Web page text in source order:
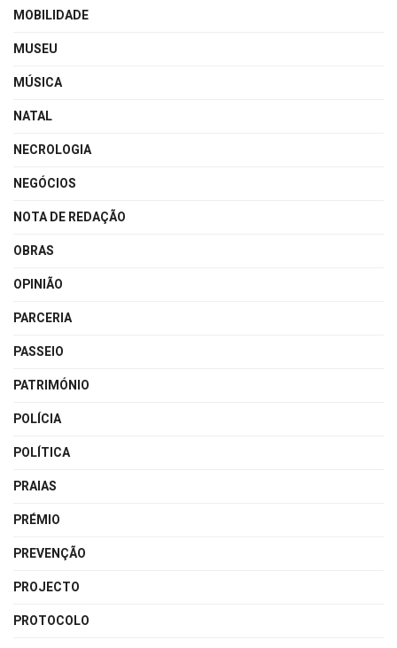
MOBILIDADE
MUSEU
MÚSICA
NATAL
NECROLOGIA
NEGÓCIOS
NOTA DE REDAÇÃO
OBRAS
OPINIÃO
PARCERIA
PASSEIO
PATRIMÓNIO
POLÍCIA
POLÍTICA
PRAIAS
PRÉMIO
PREVENÇÃO
PROJECTO
PROTOCOLO